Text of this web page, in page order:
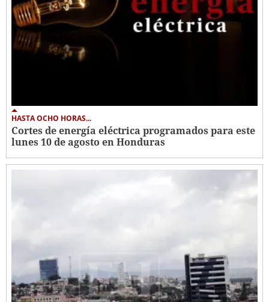
HASTA OCHO HORAS...
Cortes de energía eléctrica programados para este
lunes 10 de agosto en Honduras